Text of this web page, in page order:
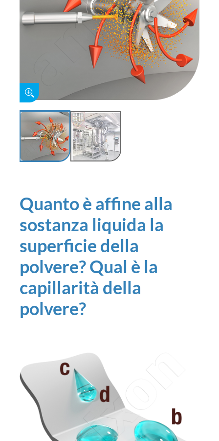
Quanto è affine alla
sostanza liquida la
superficie della
polvere? Qual è la
capillarità della
polvere?